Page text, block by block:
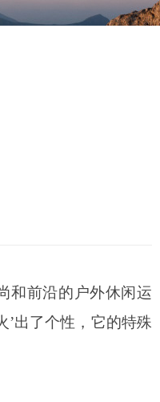
和前沿的户外休闲运
’出了个性，它的特殊